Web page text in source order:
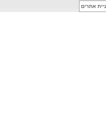
אתרים